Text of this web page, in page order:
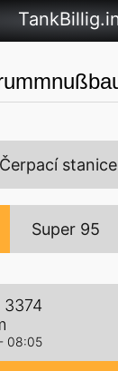
Čerpací
Super 95
3374
08:05